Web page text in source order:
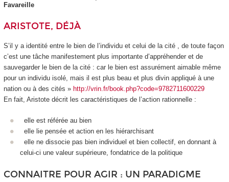
Favareille
ARISTOTE, DÉJÀ
S’il y a identité entre le bien de l’individu et celui de la cité , de toute façon
c’est une tâche manifestement plus importante d’appréhender et de
sauvegarder le bien de la cité : car le bien est assurément aimable même
pour un individu isolé, mais il est plus beau et plus divin appliqué à une
nation ou à des cités » http://vrin.fr/book.php?code=9782711600229
En fait, Aristote décrit les caractéristiques de l’action rationnelle:
elle est référée au bien
elle lie pensée et action en les hiérarchisant
elle ne dissocie pas bien individuel et bien collectif, en donnant à
celui-ci une valeur supérieure, fondatrice de la politique
CONNAITRE POUR AGIR : UN PARADIGME